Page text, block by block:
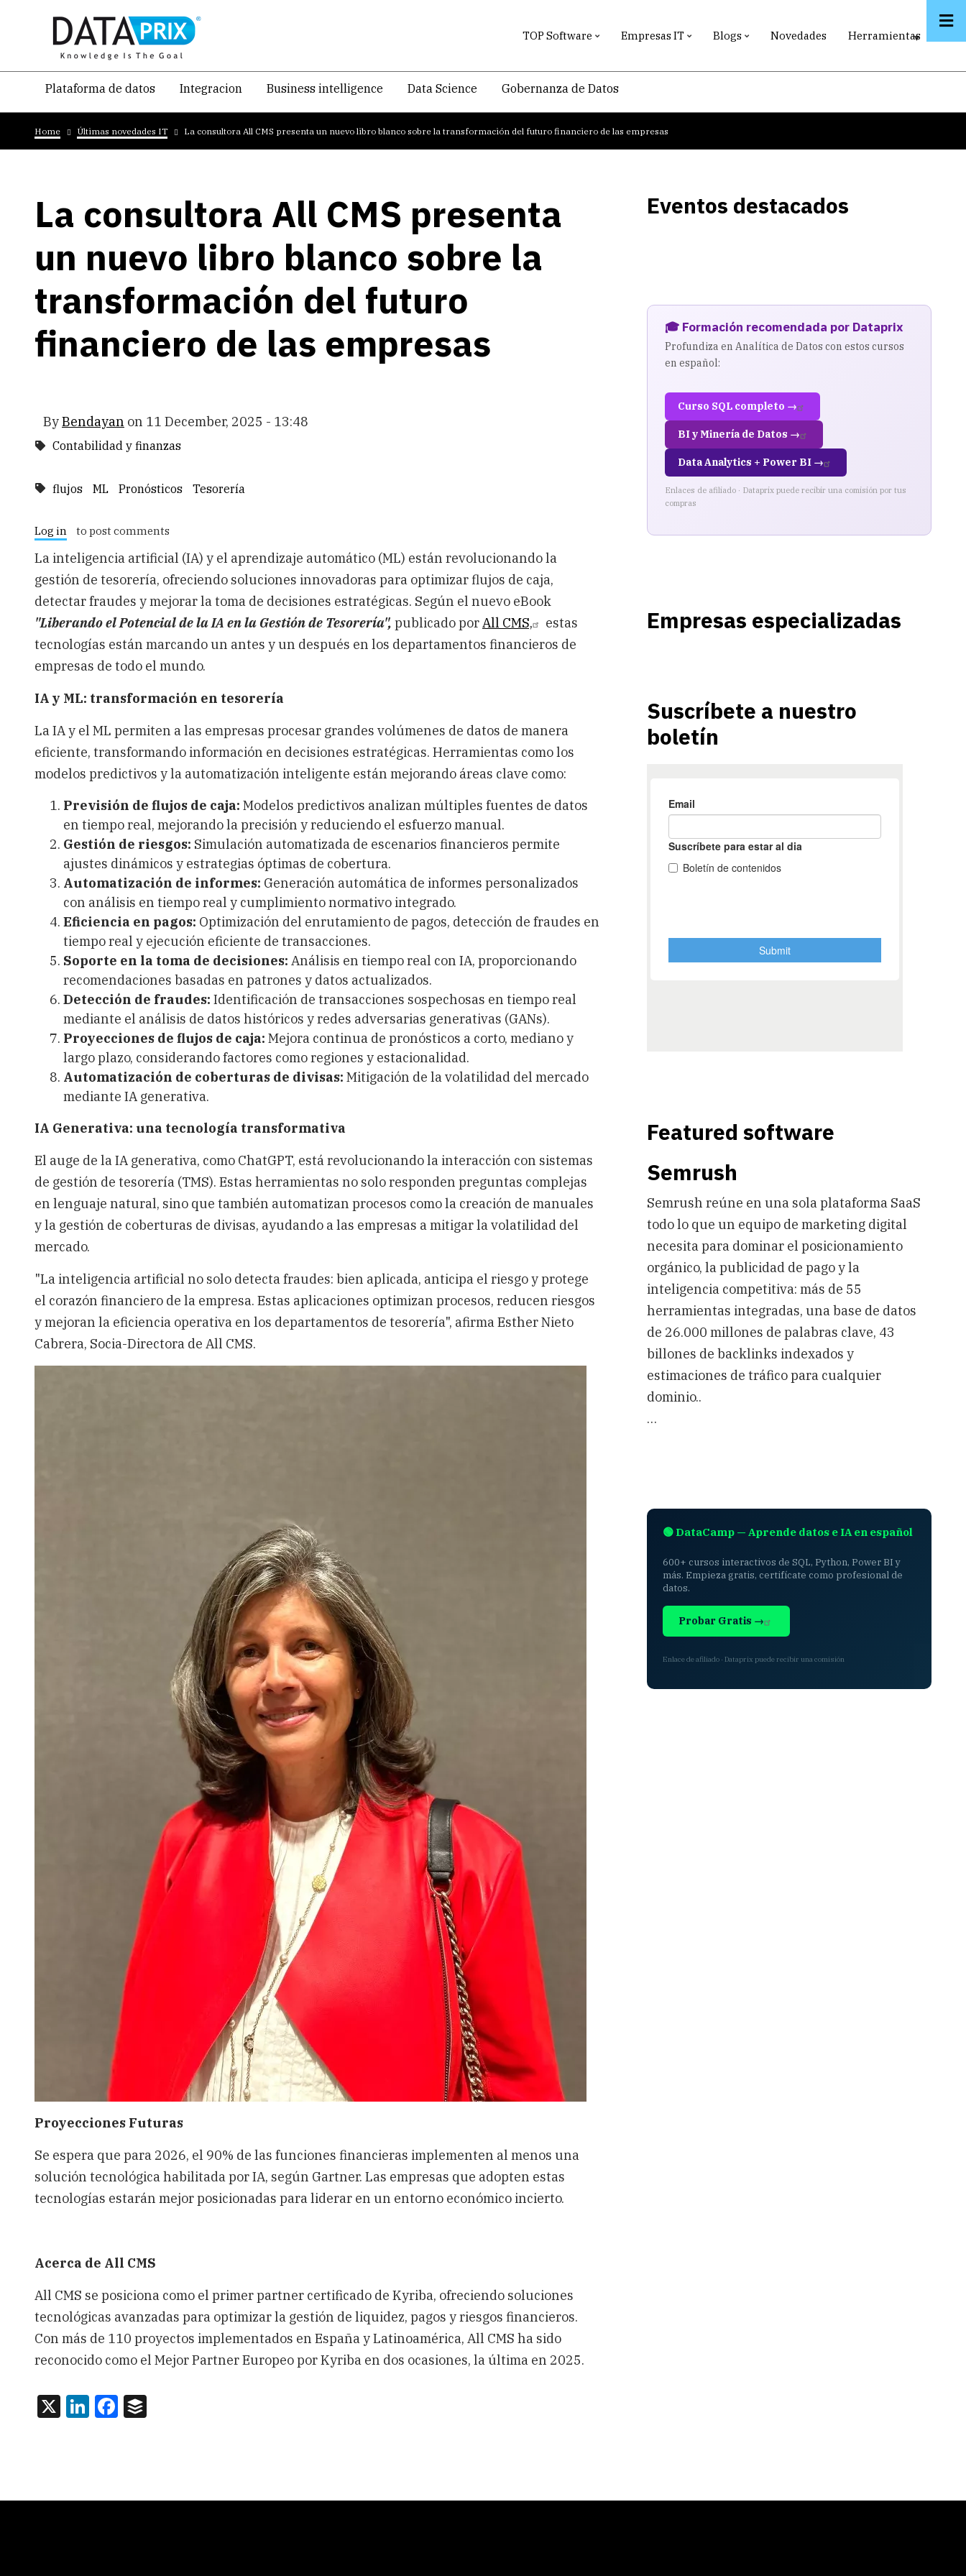
content
TOP Software Empresas IT Blogs Novedades Herramientas
Navegacion
temática
principal
Plataforma de datos Integracion Business intelligence Data Science Gobernanza de Datos
Breadcrumb
Home Últimas novedades IT La consultora All CMS presenta un nuevo libro blanco sobre la transformación del futuro financiero de las empresas
La consultora All CMS presenta
un nuevo libro blanco sobre la
transformación del futuro
financiero de las empresas
ByBendayan on 11 December, 2025 - 13:48
Contabilidad y finanzas
flujos ML Pronósticos Tesorería
Log in to post comments
La inteligencia artificial (IA) y el aprendizaje automático (ML) están revolucionando la
gestión de tesorería, ofreciendo soluciones innovadoras para optimizar flujos de caja,
detectar fraudes y mejorar la toma de decisiones estratégicas. ​Según el nuevo eBook
"Liberando el Potencial de la IA en la Gestión de Tesorería", publicado porAll CMS,
estas
tecnologías están marcando un antes y un después en los departamentos financieros de
empresas de todo el mundo. ​
IA y ML: transformación en tesorería
La IA y el ML permiten a las empresas procesar grandes volúmenes de datos de manera
eficiente, transformando información en decisiones estratégicas. Herramientas como los
modelos predictivos y la automatización inteligente están mejorando áreas clave como:
Previsión de flujos de caja: Modelos predictivos analizan múltiples fuentes de datos
en tiempo real, mejorando la precisión y reduciendo el esfuerzo manual. ​
Gestión de riesgos: Simulación automatizada de escenarios financieros permite
ajustes dinámicos y estrategias óptimas de cobertura. ​
Automatización de informes: Generación automática de informes personalizados
con análisis en tiempo real y cumplimiento normativo integrado. ​
Eficiencia en pagos: Optimización del enrutamiento de pagos, detección de fraudes en
tiempo real y ejecución eficiente de transacciones. ​
Soporte en la toma de decisiones: Análisis en tiempo real con IA, proporcionando
recomendaciones basadas en patrones y datos actualizados. ​
Detección de fraudes: Identificación de transacciones sospechosas en tiempo real
mediante el análisis de datos históricos y redes adversarias generativas (GANs). ​
Proyecciones de flujos de caja: Mejora continua de pronósticos a corto, mediano y
largo plazo, considerando factores como regiones y estacionalidad. ​
Automatización de coberturas de divisas: Mitigación de la volatilidad del mercado
mediante IA generativa. ​
IA Generativa: una tecnología transformativa
El auge de la IA generativa, como ChatGPT, está revolucionando la interacción con sistemas
de gestión de tesorería (TMS).​ Estas herramientas no solo responden preguntas complejas
en lenguaje natural, sino que también automatizan procesos como la creación de manuales
y la gestión de coberturas de divisas, ayudando a las empresas a mitigar la volatilidad del
mercado.
"La inteligencia artificial no solo detecta fraudes: bien aplicada, anticipa el riesgo y protege
el corazón financiero de la empresa. Estas aplicaciones optimizan procesos, reducen riesgos
y mejoran la eficiencia operativa en los departamentos de tesorería", afirma Esther Nieto
Cabrera, Socia-Directora de All CMS. ​
Proyecciones Futuras
Se espera que para 2026, el 90% de las funciones financieras implementen al menos una
solución tecnológica habilitada por IA, según Gartner. Las empresas que adopten estas
tecnologías estarán mejor posicionadas para liderar en un entorno económico incierto. ​
Acerca de All CMS
All CMS se posiciona como el primer partner certificado de Kyriba, ofreciendo soluciones
tecnológicas avanzadas para optimizar la gestión de liquidez, pagos y riesgos financieros. ​
Con más de 110 proyectos implementados en España y Latinoamérica, All CMS ha sido
reconocido como el Mejor Partner Europeo por Kyriba en dos ocasiones, la última en 2025. ​
X LinkedIn
Facebook
Eventos destacados
🎓 Formación recomendada por Dataprix
Profundiza en Analítica de Datos con estos cursos
en español:
Curso SQL completo →
BI y Minería de Datos →
Data Analytics + Power BI →
Enlaces de afiliado · Dataprix puede recibir una comisión por tus
compras
Empresas especializadas
Suscríbete a nuestro
boletín
Featured software
Semrush
Semrush reúne en una sola plataforma SaaS
todo lo que un equipo de marketing digital
necesita para dominar el posicionamiento
orgánico, la publicidad de pago y la
inteligencia competitiva: más de 55
herramientas integradas, una base de datos
de 26.000 millones de palabras clave, 43
billones de backlinks indexados y
estimaciones de tráfico para cualquier
dominio..
…
🟢 DataCamp — Aprende datos e IA en español
600+ cursos interactivos de SQL, Python, Power BI y
más. Empieza gratis, certifícate como profesional de
datos.
Probar Gratis →
Enlace de afiliado · Dataprix puede recibir una comisión